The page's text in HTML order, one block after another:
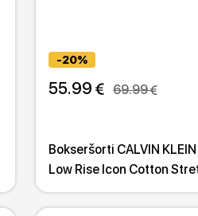
-20%
55.99 69.99
Bokseršorti CALVIN
Low Rise Icon Cotton